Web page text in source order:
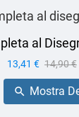
al
Prezzo
13,41 € Prezzo
base
14,90 €
 Mostra